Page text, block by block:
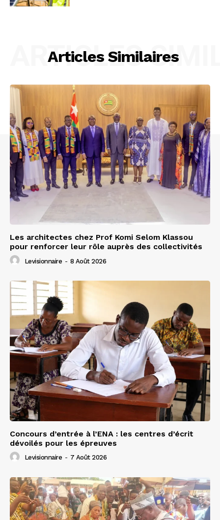
Articles Similaires
ARTICLES
Les architectes chez Prof Komi Selom Klassou
pour renforcer leur rôle auprès des collectivités
Levisionnaire - 8 Août 2026
Concours d’entrée à l’ENA : les centres d’écrit
dévoilés pour les épreuves
Levisionnaire - 7 Août 2026